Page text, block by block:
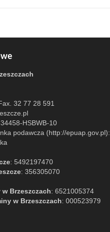
32 77 28 591
HSBWB-10
podawcza (http://epuap.gov.pl):
: 5492197470
: 356305070
w Brzeszczach: 6521005374
w Brzeszczach: 000523979